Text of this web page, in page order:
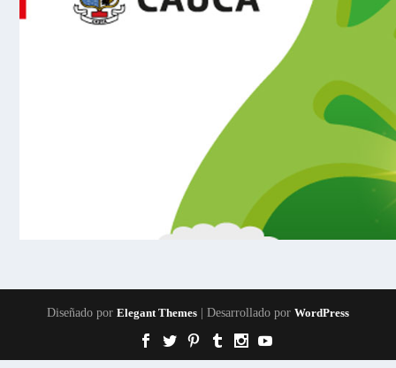
Diseñado por Elegant Themes | Desarrollado por WordPress